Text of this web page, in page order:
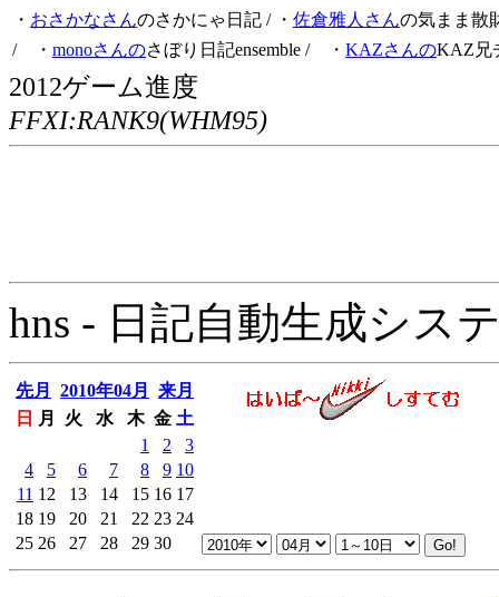
・ おさかなさんのさかにゃ日記 / ・ 佐倉雅人さんの気まま散
/ ・ monoさんのさぼり日記ensemble / ・ KAZさんのKAZ兄
2012ゲーム進度
FFXI:RANK9(WHM95)
hns - 日記自動生成シス
先月 2010年04月
来月
日
月 火 水 木 金 土
1
2
3
4
5 6 7 8 9 10
11 12 13 14 15 16 17
18 19 20 21 22 23 24
25 26 27 28 29 30